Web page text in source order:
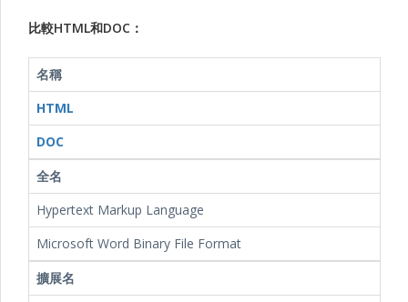
比較HTML和DOC：
名稱
HTML
DOC
全名
Hypertext Markup Language
Microsoft Word Binary File Format
擴展名